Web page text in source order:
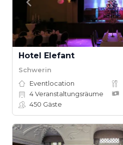
Hotel Elefant
Schwerin
Eventlocation
4Veranstaltungsräume
450 Gäste